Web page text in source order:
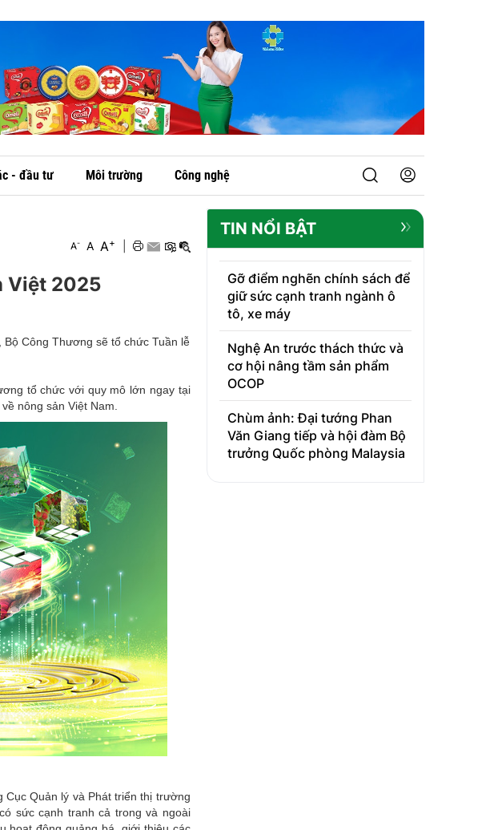
- đầu tư Môi trường Công nghệ
A- A A+
Việt 2025
Công Thương sẽ tổ chức Tuần lễ
tổ chức với quy mô lớn ngay tại
nông sản Việt Nam.
Quản lý và Phát triển thị trường
sức cạnh tranh cả trong và ngoài
TIN NỔI BẬT
Gỡ điểm nghẽn chính sách để
giữ sức cạnh tranh ngành ô
tô, xe máy
Nghệ An trước thách thức và
cơ hội nâng tầm sản phẩm
OCOP
Chùm ảnh: Đại tướng Phan
Văn Giang tiếp và hội đàm Bộ
trưởng Quốc phòng Malaysia